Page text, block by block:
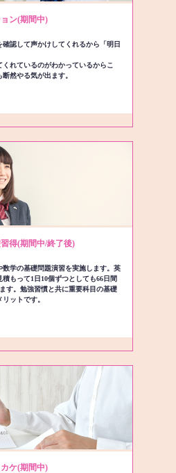
ン(期間中)
認して声かけしてくれるから「明日
れているのがわかっているからこ
然やる気が出ます。
得(期間中/終了後)
学の基礎問題演習を実施します。英
もって1日10個ずつとしても66日間
す。勉強習慣と共に重要科目の基礎
ットです。
ケ(期間中)